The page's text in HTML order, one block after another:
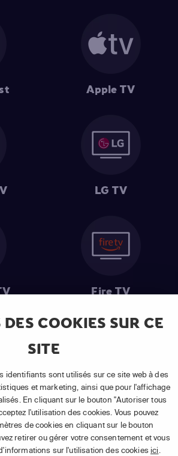
COOKIES SUR CE
SITE
identifiants sont utilisés sur ce site web à des
et marketing, ainsi que pour l'affichage
En cliquant sur le bouton "Autoriser tous
l'utilisation des cookies. Vous pouvez
de cookies en cliquant sur le bouton
retirer ou gérer votre consentement et vous
sur l'utilisation des cookies ici
Apple TV
LG TV
Fire TV
à un abonnement APP TV Basic.
: TVA comprise, hors promotion, hors frais
frais de matériel et hors frais d'installation.
:Voir toutes les chaînes disposant de cette
fonctionnalité.